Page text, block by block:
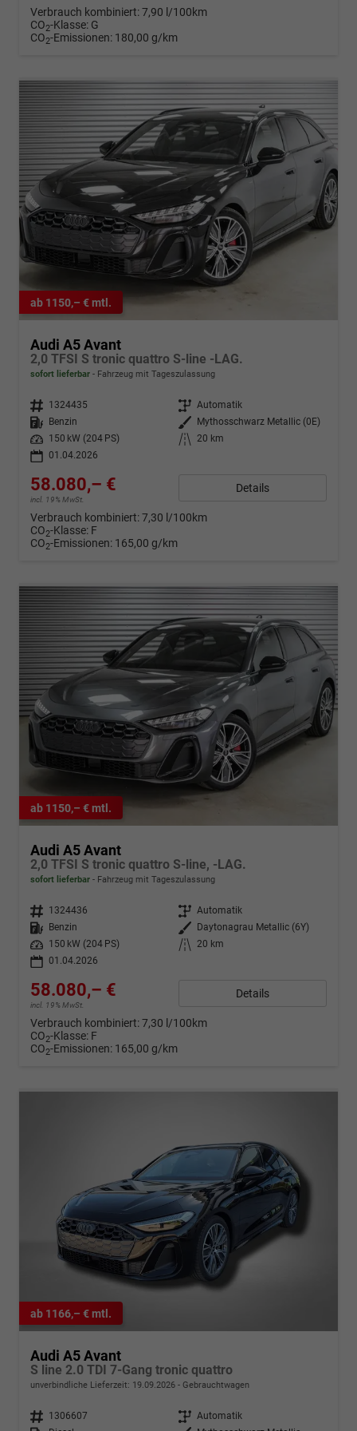
Verbrauch kombiniert:7,90 l/100km
CO2-Klasse: G
CO2-Emissionen: 180,00 g/km
ab 1150,– € mtl.
Audi A5 Avant
2,0 TFSI S tronic quattro S-line -LAG.
sofort lieferbar Fahrzeug mit Tageszulassung
Fahrzeugnr. 1324435 Getriebe Automatik
Kraftstoff
Benzin Außenfarbe
Mythosschwarz Metallic (0E)
Leistung
150 kW (204 PS) Kilometerstand
20 km
01.04.2026
58.080,– €
incl. 19% MwSt.
Details
Verbrauch kombiniert:7,30 l/100km
CO2-Klasse: F
CO2-Emissionen: 165,00 g/km
ab 1150,– € mtl.
Audi A5 Avant
2,0 TFSI S tronic quattro S-line, -LAG.
sofort lieferbar Fahrzeug mit Tageszulassung
Fahrzeugnr. 1324436 Getriebe Automatik
Kraftstoff
Benzin Außenfarbe
Daytonagrau Metallic (6Y)
Leistung
150 kW (204 PS) Kilometerstand
20 km
01.04.2026
58.080,– €
incl. 19% MwSt.
Details
Verbrauch kombiniert:7,30 l/100km
CO2-Klasse: F
CO2-Emissionen: 165,00 g/km
ab 1166,– € mtl.
Audi A5 Avant
S line 2.0 TDI 7-Gang tronic quattro
unverbindliche Lieferzeit: 19.09.2026 Gebrauchtwagen
Fahrzeugnr. 1306607 Getriebe Automatik